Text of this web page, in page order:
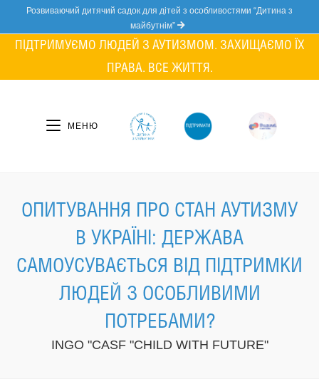
content
Розвиваючий дитячий садок для дітей з особливостями “Дитина з
майбутнім”
ПІДТРИМУЄМО ЛЮДЕЙ З АУТИЗМОМ. ЗАХИЩАЄМО ЇХ
ПРАВА. ВСЕ ЖИТТЯ.
МЕНЮ
ОПИТУВАННЯ ПРО СТАН АУТИЗМУ
В УКРАЇНІ: ДЕРЖАВА
САМОУСУВАЄТЬСЯ ВІД ПІДТРИМКИ
ЛЮДЕЙ З ОСОБЛИВИМИ
ПОТРЕБАМИ?
INGO "CASF "CHILD WITH FUTURE"